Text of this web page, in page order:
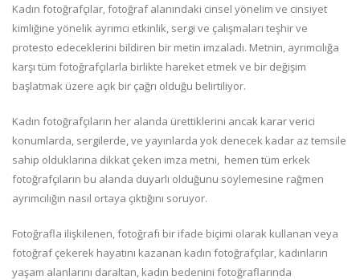
Kadın fotoğrafçılar, fotoğraf alanındaki cinsel yönelim ve cinsiyet
kimliğine yönelik ayrımcı etkinlik, sergi ve çalışmaları teşhir ve
protesto edeceklerini bildiren bir metin imzaladı. Metnin, ayrımcılığa
karşı tüm fotoğrafçılarla birlikte hareket etmek ve bir değişim
başlatmak üzere açık bir çağrı olduğu belirtiliyor.
Kadın fotoğrafçıların her alanda ürettiklerini ancak karar verici
konumlarda, sergilerde, ve yayınlarda yok denecek kadar az temsile
sahip olduklarına dikkat çeken imza metni, hemen tüm erkek
fotoğrafçıların bu alanda duyarlı olduğunu söylemesine rağmen
ayrımcılığın nasıl ortaya çıktığını soruyor.
Fotoğrafla ilişkilenen, fotoğrafı bir ifade biçimi olarak kullanan veya
fotoğraf çekerek hayatını kazanan kadın fotoğrafçılar, kadınların
yaşam alanlarını daraltan, kadın bedenini fotoğraflarında